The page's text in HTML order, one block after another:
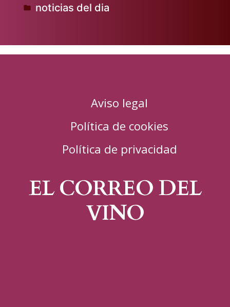
porPublicado
noticias del dia
Aviso legal
Política de cookies
Política de privacidad
EL CORREO DEL
VINO